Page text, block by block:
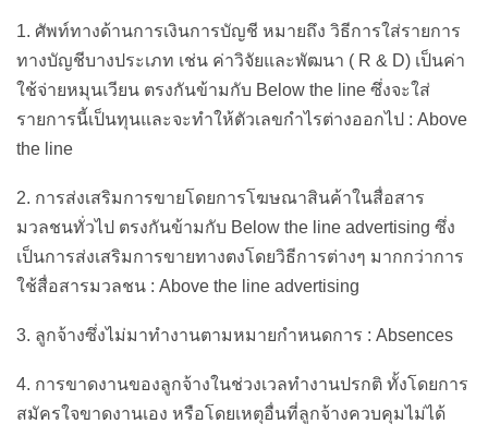
1. ศัพท์ทางด้านการเงินการบัญชี หมายถึง วิธีการใส่รายการ
ทางบัญชีบางประเภท เช่น ค่าวิจัยและพัฒนา ( R & D) เป็นค่า
ใช้จ่ายหมุนเวียน ตรงกันข้ามกับ Below the line ซึ่งจะใส่
รายการนี้เป็นทุนและจะทำให้ตัวเลขกำไรต่างออกไป : Above
the line
2. การส่งเสริมการขายโดยการโฆษณาสินค้าในสื่อสาร
มวลชนทั่วไป ตรงกันข้ามกับ Below the line advertising ซึ่ง
เป็นการส่งเสริมการขายทางตงโดยวิธีการต่างๆ มากกว่าการ
ใช้สื่อสารมวลชน : Above the line advertising
3. ลูกจ้างซึ่งไม่มาทำงานตามหมายกำหนดการ : Absences
4. การขาดงานของลูกจ้างในช่วงเวลทำงานปรกติ ทั้งโดยการ
สมัครใจขาดงานเอง หรือโดยเหตุอื่นที่ลูกจ้างควบคุมไม่ได้